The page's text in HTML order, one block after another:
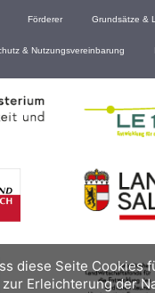
Förderer Grundsätze &
& Nutzungsvereinbarung
diese Seite Cookies
Erleichterung der